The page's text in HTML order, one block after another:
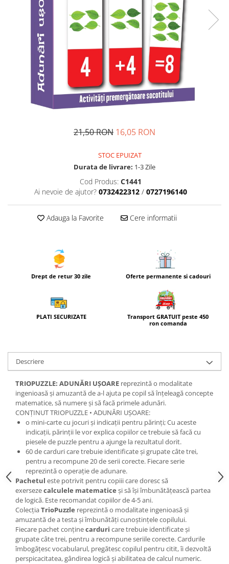
21,50 RON 16,05 RON
STOC EPUIZAT
Durata de livrare: 1-3 Zile
Cod Produs: C1441
Ai nevoie de ajutor? 0732422312 / 0727196140
Adauga la Favorite Cere informatii
Drept de retur 30 zile Oferte permanente si cadouri
PLATI SECURIZATE
Transport GRATUIT peste 450
ron comanda
Descriere
TRIOPUZZLE: ADUNĂRI UȘOARE reprezintă o modalitate
ingenioasă și amuzantă de a-l ajuta pe copil să înțeleagă concepte
matematice, să numere și să facă primele adunări.
CONȚINUT TRIOPUZZLE • ADUNĂRI UȘOARE:
o mini-carte cu jocuri și indicații pentru părinți; Cu aceste
indicații, părinții le vor explica copiilor ce trebuie să facă cu
piesele de puzzle pentru a ajunge la rezultatul dorit.
60 de carduri care trebuie identificate și grupate câte trei,
pentru a recompune 20 de serii corecte. Fiecare serie
reprezintă o operație de adunare.
Pachetul este potrivit pentru copiii care doresc să
exersezecalculele matematice și să își îmbunătățească partea
de logică. Este recomandat copiilor de 4-5 ani.
ColecțiaTrioPuzzle reprezintă o modalitate ingenioasă și
amuzantă de a testa și îmbunătăți cunoștințele copilului.
Fiecare pachet conținecarduri care trebuie identificate și
grupate câte trei, pentru a recompune seriile corecte. Cardurile
îmbogățesc vocabularul, pregătesc copilul pentru citit, îi dezvoltă
perspicacitatea, gândirea logică și abilitatea de calcul numeric.